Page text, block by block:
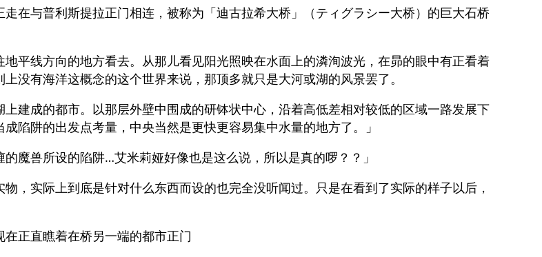
走在与普利斯提拉正门相连，被称为「迪古拉希大桥」（ティグラシー大桥）的巨大石桥
平线方向的地方看去。从那儿看见阳光照映在水面上的潾洵波光，在昴的眼中有正看着
没有海洋这概念的这个世界来说，那顶多就只是大河或湖的风景罢了。
上建成的都市。以那层外壁中围成的研钵状中心，沿着高低差相对较低的区域一路发展下
陷阱的出发点考量，中央当然是更快更容易集中水量的地方了。」
的魔兽所设的陷阱…艾米莉娅好像也是这么说，所以是真的啰？？」
物，实际上到底是针对什么东西而设的也完全没听闻过。只是在看到了实际的样子以后，
正直瞧着在桥另一端的都市正门